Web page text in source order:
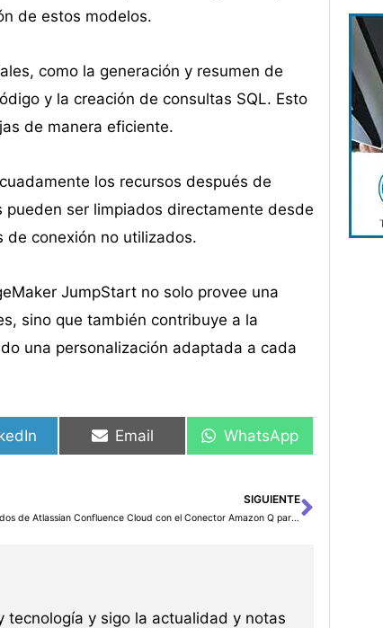
de estos modelos.
como la generación y resumen de
y la creación de consultas SQL. Esto
de manera eficiente.
los recursos después de
ser limpiados directamente desde
de conexión no utilizados.
JumpStart no solo provee una
sino que también contribuye a la
una personalización adaptada a cada
Email WhatsApp
SIGUIENTE
Indexa Contenidos de Atlassian Confluence Cloud con el Conector Amazon Q para Amazon Q Business
y sigo la actualidad y notas